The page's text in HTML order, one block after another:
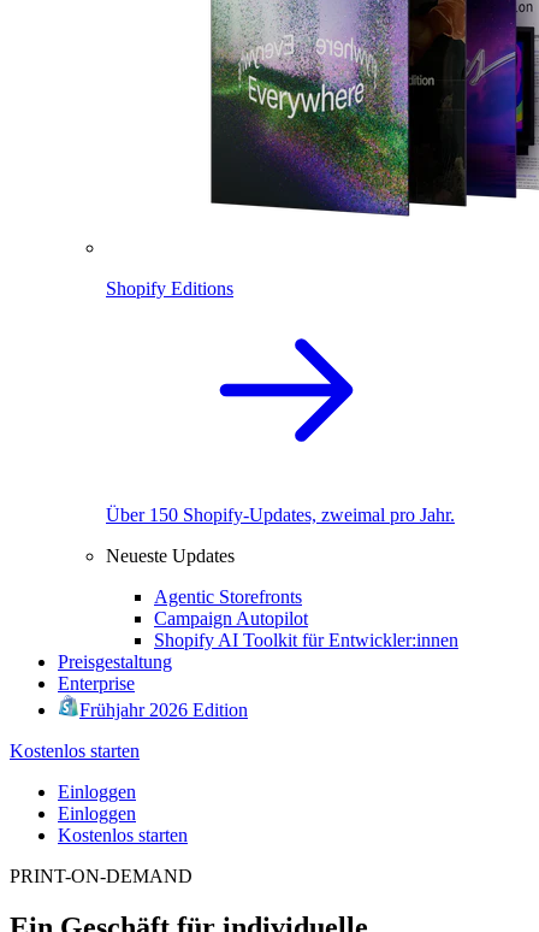
Shopify Editions
Über 150 Shopify-Updates, zweimal pro Jahr.
Neueste Updates
Agentic Storefronts
Campaign Autopilot
Shopify AI Toolkit für Entwickler:innen
Preisgestaltung
Enterprise
Frühjahr 2026 Edition
Kostenlos starten
Einloggen
Einloggen
Kostenlos starten
PRINT-ON-DEMAND